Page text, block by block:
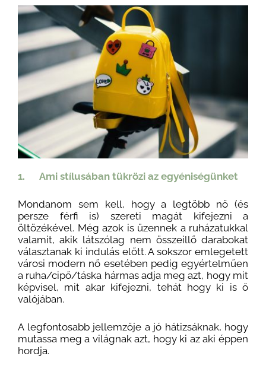
1. Ami stílusában tükrözi az egyéniségünket
Mondanom sem kell, hogy a legtöbb nő (és
persze férfi is) szereti magát kifejezni a
öltözékével. Még azok is üzennek a ruházatukkal
valamit, akik látszólag nem összeillő darabokat
választanak ki indulás előtt. A sokszor emlegetett
városi modern nő esetében pedig egyértelműen
a ruha/cipő/táska hármas adja meg azt, hogy mit
képvisel, mit akar kifejezni, tehát hogy ki is ő
valójában.
A legfontosabb jellemzője a jó hátizsáknak, hogy
mutassa meg a világnak azt, hogy ki az aki éppen
hordja.